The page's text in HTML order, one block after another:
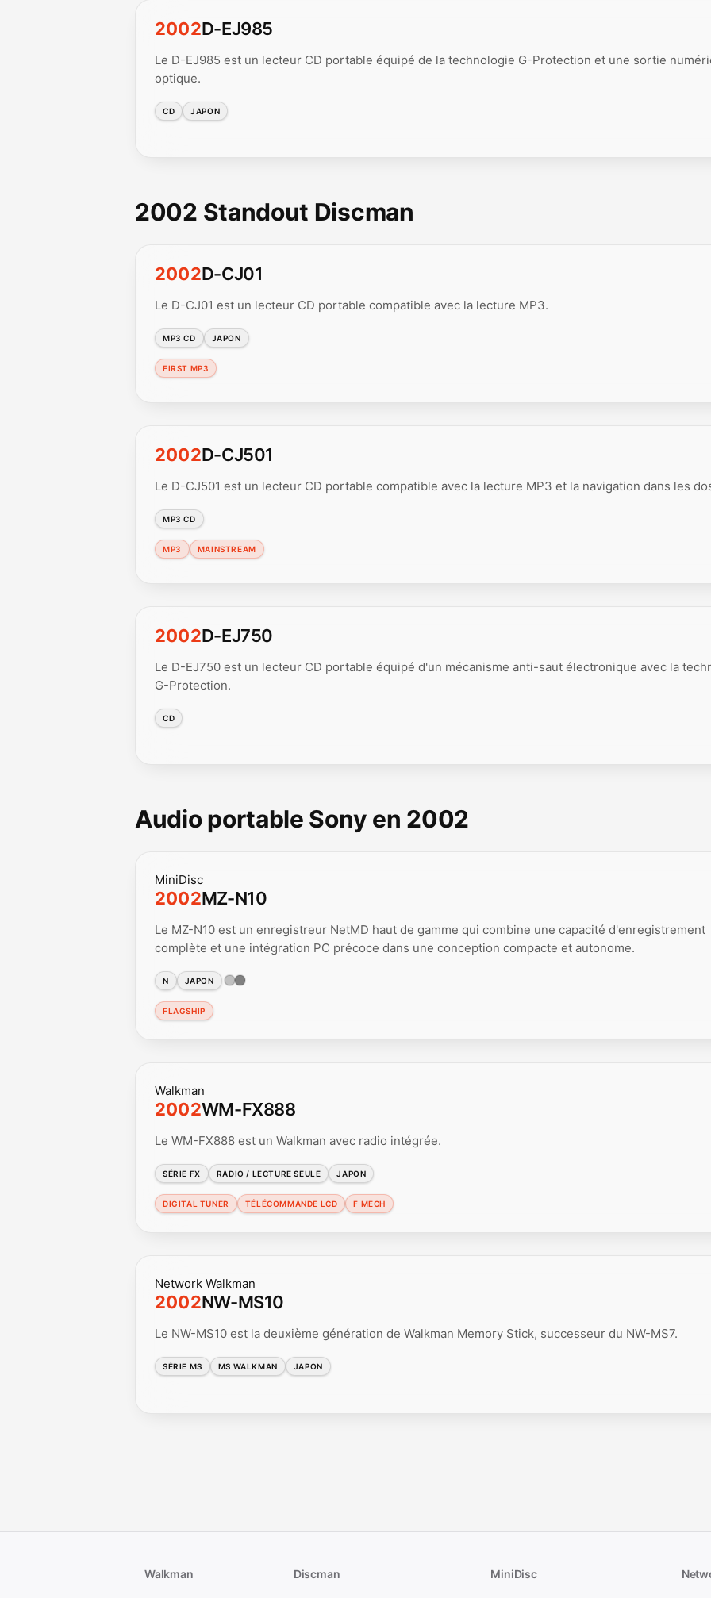
2002D-EJ985
Le D-EJ985 est un lecteur CD portable équipé de la technologie G-Protection et une sortie
optique.
CD JAPON
2002 Standout Discman
2002D-CJ01
Le D-CJ01 est un lecteur CD portable compatible avec la lecture MP3.
MP3 CD JAPON
FIRST MP3
2002D-CJ501
Le D-CJ501 est un lecteur CD portable compatible avec la lecture MP3 et la navigation dans les
MP3 CD
MP3 MAINSTREAM
2002D-EJ750
Le D-EJ750 est un lecteur CD portable équipé d'un mécanisme anti-saut électronique avec la
G-Protection.
CD
Audio portable Sony en 2002
MiniDisc
2002MZ-N10
Le MZ-N10 est un enregistreur NetMD haut de gamme qui combine une capacité d'enregistrement
complète et une intégration PC précoce dans une conception compacte et autonome.
N JAPON
FLAGSHIP
Walkman
2002WM-FX888
Le WM-FX888 est un Walkman avec radio intégrée.
SÉRIE FX RADIO / LECTURE SEULE JAPON
DIGITAL TUNER TÉLÉCOMMANDE LCD F MECH
Network Walkman
2002NW-MS10
Le NW-MS10 est la deuxième génération de Walkman Memory Stick, successeur du NW-MS7.
SÉRIE MS MS WALKMAN JAPON
Walkman Discman MiniDisc